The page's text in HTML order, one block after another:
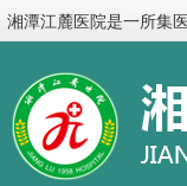
湘潭江麓医院是一所集